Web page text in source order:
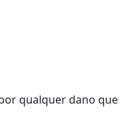
qualquer dano